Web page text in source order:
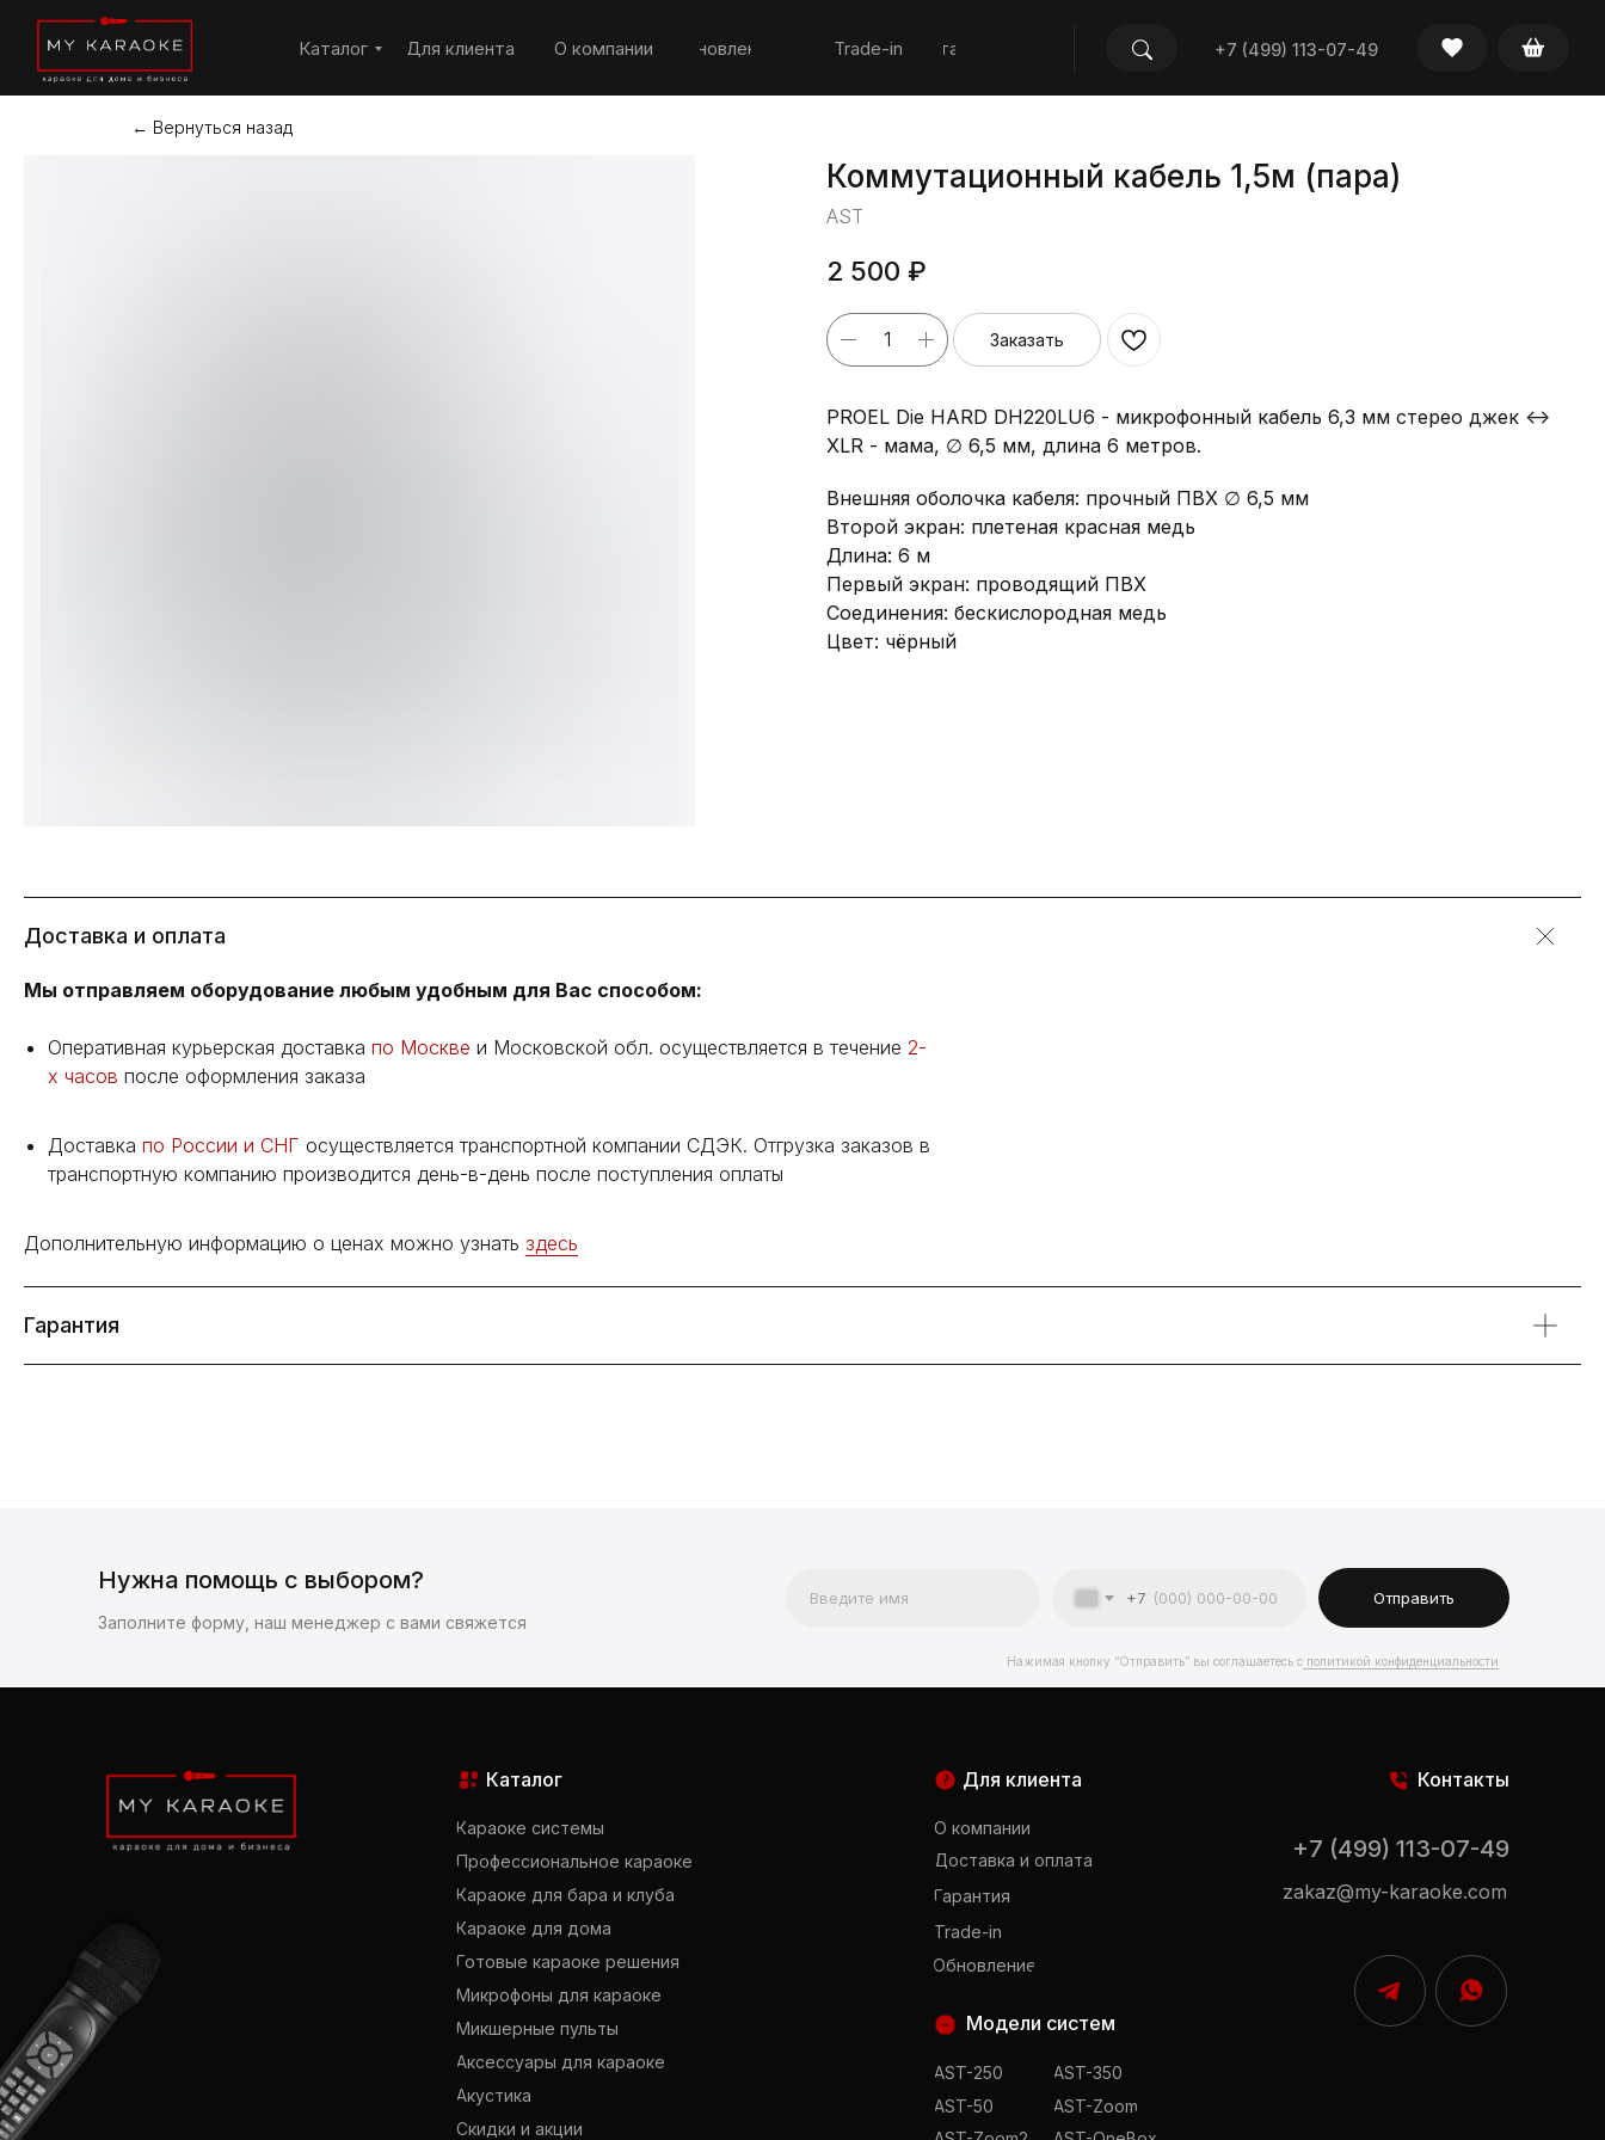
Каталог Для клиента О компании Обновление Контакты +7 (499) 113-07-49
Trade-in
← Вернуться назад
Коммутационный кабель 1,5м (пара)
AST
2 500 ₽
Заказать
PROEL Die HARD DH220LU6 - микрофонный кабель 6,3 мм стерео джек <->
XLR - мама, ∅ 6,5 мм, длина 6 метров.
Внешняя оболочка кабеля: прочный ПВХ ∅ 6,5 мм
Второй экран: плетеная красная медь
Длина: 6 м
Первый экран: проводящий ПВХ
Соединения: бескислородная медь
Цвет: чёрный
Доставка и оплата
Мы отправляем оборудование любым удобным для Вас способом:
Оперативная курьерская доставка по Москве и Московской обл. осуществляется в течение 2-
х часов после оформления заказа
Доставка по России и СНГ осуществляется транспортной компании СДЭК. Отгрузка заказов в
транспортную компанию производится день-в-день после поступления оплаты
Дополнительную информацию о ценах можно узнать здесь
Гарантия
Нужна помощь с выбором?
Заполните форму, наш менеджер с вами свяжется
Нажимая кнопку “Отправить” вы соглашаетесь с политикой конфиденциальности
+7 Отправить
Для клиента
Модели систем
Каталог
Караоке для бара и клуба
Караоке для дома
AST-Zoom
AST-350
AST-50
AST-250
Караоке системы
Профессиональное караоке
Микшерные пульты
Аксессуары для караоке
О компании
Доставка и оплата
Гарантия
Контакты
Готовые караоке решения
Микрофоны для караоке
+7 (499) 113-07-49
zakaz@my-karaoke.com
Trade-in
Скидки и акции
Акустика
Обновление